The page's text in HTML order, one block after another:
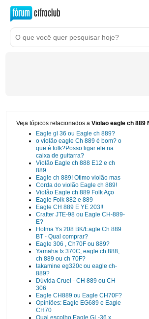
Veja tópicos relacionados a Violao eagle ch 889
Eagle gl 36 ou Eagle ch 889?
o violão eagle Ch 889 é bom? o
que é folk?Posso ligar ele na
caixa de guitarra?
Violão Eagle ch 888 E12 e ch
889
Eagle ch 889! Otimo violão mas
Corda do violão Eagle ch 889!
Violão Eagle ch 889 Folk Aço
Eagle Folk 882 e 889
Eagle CH 889 E YE 203!!
Crafter JTE-98 ou Eagle CH-889-
E?
Hofma Ys 208 BK/Eagle Ch 889
BT - Qual comprar?
Eagle 306 , Ch70F ou 889?
Yamaha fx 370C, eagle ch 888,
ch 889 ou ch 70F?
takamine eg320c ou eagle ch-
889?
Dúvida Cruel - CH 889 ou CH
306
Eagle CH889 ou Eagle CH70F?
Opiniões: Eagle EG689 e Eagle
CH70
Qual escolho Eagle GL-36 x